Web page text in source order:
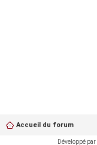
Accueil du forum
Développé par